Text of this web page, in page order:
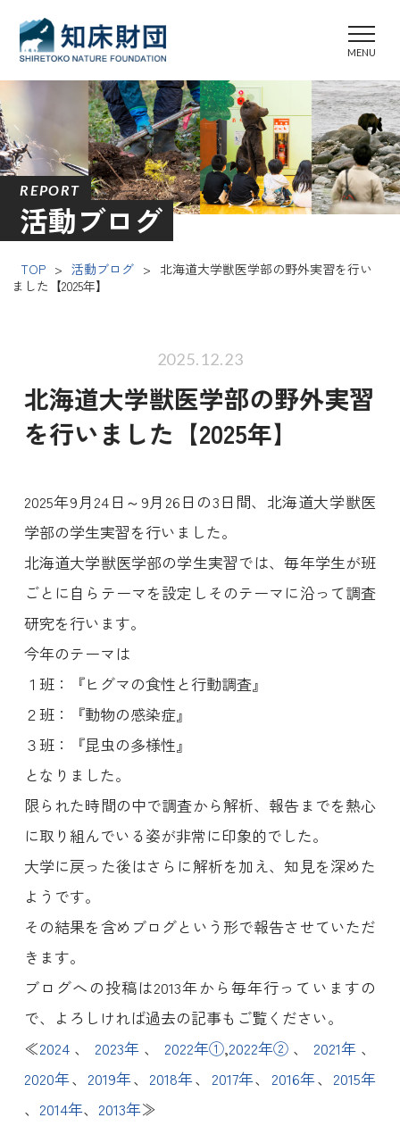
REPORT
活動ブログ
TOP > 活動ブログ > 北海道大学獣医学部の野外実習を行い
ました【2025年】
2025.12.23
北海道大学獣医学部の野外実習
を行いました【2025年】
2025年9月24日～9月26日の3日間、北海道大学獣医
学部の学生実習を行いました。
北海道大学獣医学部の学生実習では、毎年学生が班
ごとに自らテーマを設定しそのテーマに沿って調査
研究を行います。
今年のテーマは
１班：『ヒグマの食性と行動調査』
２班：『動物の感染症』
３班：『昆虫の多様性』
となりました。
限られた時間の中で調査から解析、報告までを熱心
に取り組んでいる姿が非常に印象的でした。
大学に戻った後はさらに解析を加え、知見を深めた
ようです。
その結果を含めブログという形で報告させていただ
きます。
ブログへの投稿は2013年から毎年行っていますの
で、よろしければ過去の記事もご覧ください。
≪2024、 2023年、 2022年①,2022年②、 2021年、
2020年、 2019年、 2018年、 2017年、 2016年、 2015年
、 2014年、 2013年≫